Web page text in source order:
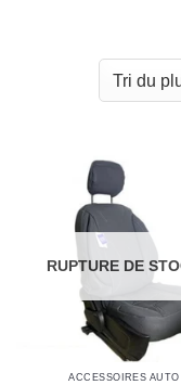
RUPTURE DE
ACCESSOIRES AUTO